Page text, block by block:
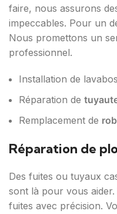
faire, nous assurons
impeccables. Pour un
Nous promettons un
professionnel.
Installation de
Réparation de
Remplacement de
Réparation de
Des fuites ou tuyaux
sont là pour vous
fuites avec précision.